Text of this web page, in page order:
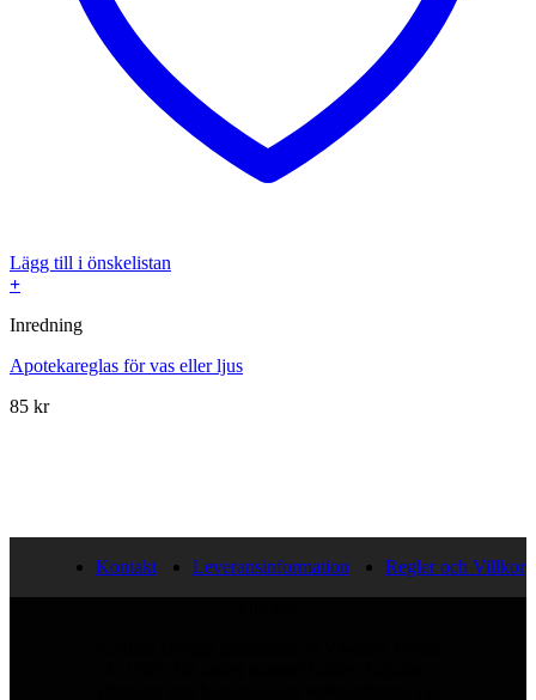
Lägg till i önskelistan
+
Inredning
Apotekareglas för vas eller ljus
85 kr
Kontakt Leveransinformation
Regler och Villkor